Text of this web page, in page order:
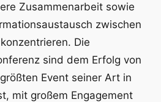
Zusammenarbeit sowie
zwischen
Die
sind dem Erfolg von
Event seiner Art in
mit großem Engagement